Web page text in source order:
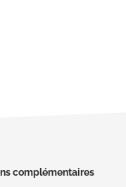
complémentaires